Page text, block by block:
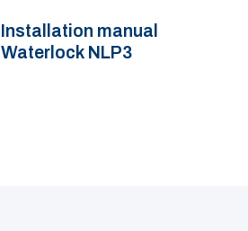
Installation manual
Waterlock NLP3